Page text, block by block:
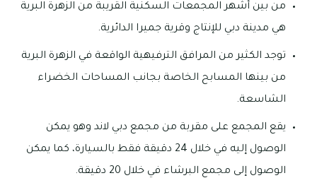
من بين أشهر المجمعات السكنية القريبة من الزهرة البرية
هي مدينة دبي للإنتاج وقرية جميرا الدائرية.
توجد الكثير من المرافق الترفيهية الواقعة في الزهرة البرية
من بينها المسابح الخاصة بجانب المساحات الخضراء
الشاسعة.
يقع المجمع على مقربة من مجمع دبي لاند وهو يمكن
الوصول إليه في خلال 24 دقيقة فقط بالسيارة، كما يمكن
الوصول إلى مجمع البرشاء في خلال 20 دقيقة.